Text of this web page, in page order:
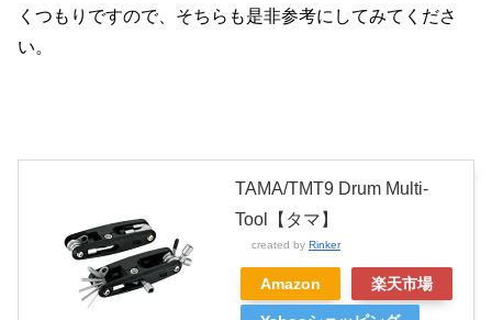
くつもりですので、そちらも是非参考にしてみてくださ
い。
TAMA/TMT9 Drum Multi-
Tool【タマ】
created by Rinker
Amazon 楽天市場